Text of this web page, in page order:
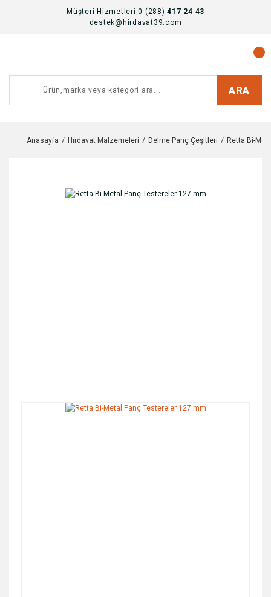
Müşteri Hizmetleri 0 (288)417 24 43
destek@hirdavat39.com
ARA
Anasayfa Hırdavat Malzemeleri Delme Panç Çeşitleri Retta Bi-